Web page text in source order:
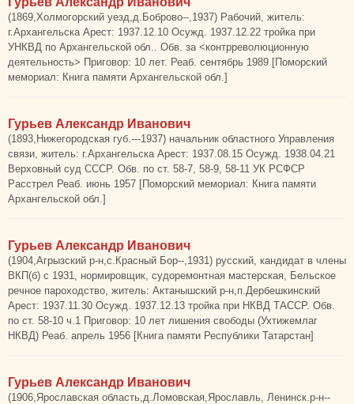
(1869,Холмогорский уезд,д.Боброво--,1937) Рабочий, житель:
г.Архангельска Арест: 1937.12.10 Осужд. 1937.12.22 тройка при
УНКВД по Архангельской обл.. Обв. за <контрреволюционную
деятельность> Приговор: 10 лет. Реаб. сентябрь 1989 [Поморский
мемориал: Книга памяти Архангельской обл.]
Гурьев Александр Иванович
(1893,Нижегородская губ.---1937) начальник областного Управления
связи, житель: г.Архангельска Арест: 1937.08.15 Осужд. 1938.04.21
Верховный суд СССР. Обв. по ст. 58-7, 58-9, 58-11 УК РСФСР
Расстрел Реаб. июнь 1957 [Поморский мемориал: Книга памяти
Архангельской обл.]
Гурьев Александр Иванович
(1904,Агрызский р-н,с.Красный Бор--,1931) русский, кандидат в члены
ВКП(б) c 1931, нормировщик, судоремонтная мастерская, Бельское
речное пароходство, житель: Актанышский р-н,п.Дербешкинский
Арест: 1937.11.30 Осужд. 1937.12.13 тройка при НКВД ТАССР. Обв.
по ст. 58-10 ч.1 Приговор: 10 лет лишения свободы (Ухтижемлаг
НКВД) Реаб. апрель 1956 [Книга памяти Республики Татарстан]
Гурьев Александр Иванович
(1906,Ярославская область,д.Ломовская,Ярославль, Ленинск.р-н--